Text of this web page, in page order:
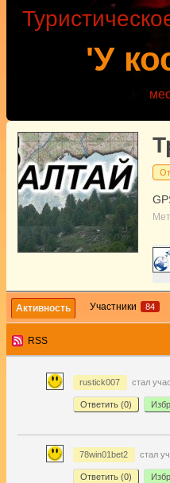
'У
Активность Участники 84
RSS
rustick007 стал
Ответить (0)
78win01bet2 стал
Ответить (0)